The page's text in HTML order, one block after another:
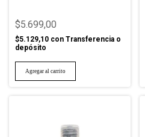
$5.699,00
$5.129,10 con Transferencia o
depósito